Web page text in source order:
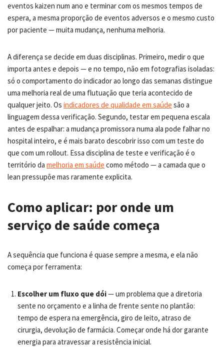
eventos kaizen num ano e terminar com os mesmos tempos de
espera, a mesma proporção de eventos adversos e o mesmo custo
por paciente — muita mudança, nenhuma melhoria.
A diferença se decide em duas disciplinas. Primeiro, medir o que
importa antes e depois — e no tempo, não em fotografias isoladas:
só o comportamento do indicador ao longo das semanas distingue
uma melhoria real de uma flutuação que teria acontecido de
qualquer jeito. Os indicadores de qualidade em saúde são a
linguagem dessa verificação. Segundo, testar em pequena escala
antes de espalhar: a mudança promissora numa ala pode falhar no
hospital inteiro, e é mais barato descobrir isso com um teste do
que com um rollout. Essa disciplina de teste e verificação é o
território da melhoria em saúde como método — a camada que o
lean pressupõe mas raramente explicita.
Como aplicar: por onde um
serviço de saúde começa
A sequência que funciona é quase sempre a mesma, e ela não
começa por ferramenta:
Escolher um fluxo que dói— um problema que a diretoria
sente no orçamento e a linha de frente sente no plantão:
tempo de espera na emergência, giro de leito, atraso de
cirurgia, devolução de farmácia. Começar onde há dor garante
energia para atravessar a resistência inicial.